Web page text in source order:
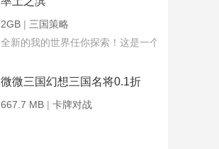
2GB | 三国策略
全新的我的世界任你探索！这是一个小提示字段。
微微三国幻想三国名将0.1折
667.7 MB | 卡牌对战